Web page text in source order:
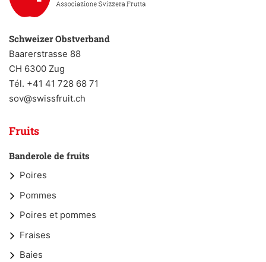
Schweizer Obstverband
Baarerstrasse 88
CH 6300 Zug
Tél. +41 41 728 68 71
sov@swissfruit.ch
Fruits
Banderole de fruits
Poires
Pommes
Poires et pommes
Fraises
Baies